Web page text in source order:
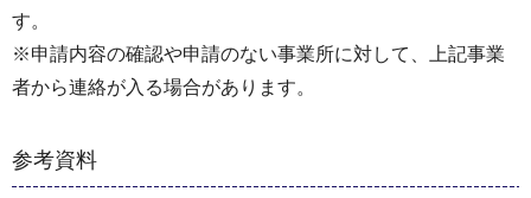
す。
※申請内容の確認や申請のない事業所に対して、上記事業
者から連絡が入る場合があります。
参考資料